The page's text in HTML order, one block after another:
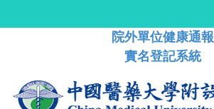
院外單位健康通報
實名登記系統